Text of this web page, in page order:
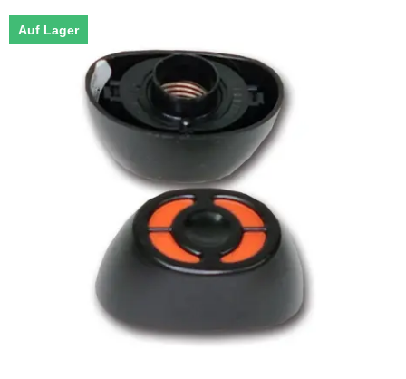
Auf Lager